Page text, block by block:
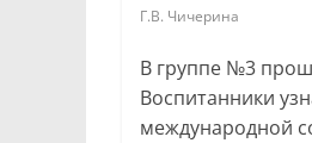
Г.В. Чичерина
В группе №3
Воспитанники
международной